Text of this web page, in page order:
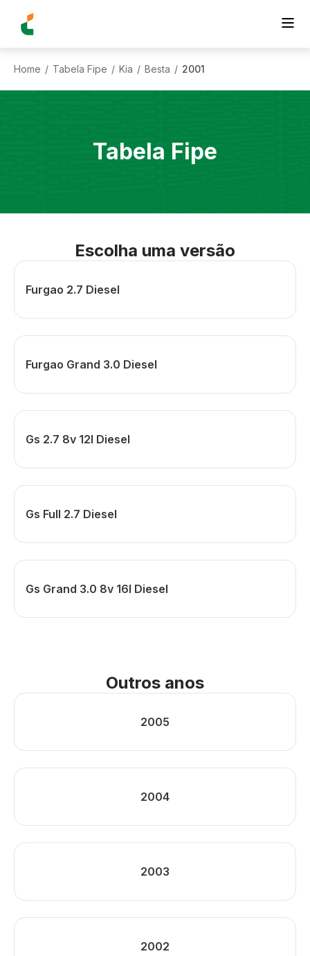
Home / Tabela Fipe / Kia / Besta / 2001
Tabela Fipe
Escolha uma versão
Furgao 2.7 Diesel
Furgao Grand 3.0 Diesel
Gs 2.7 8v 12l Diesel
Gs Full 2.7 Diesel
Gs Grand 3.0 8v 16l Diesel
Outros anos
2005
2004
2003
2002